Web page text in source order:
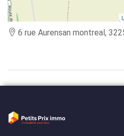
6 rue Aurensan montreal,